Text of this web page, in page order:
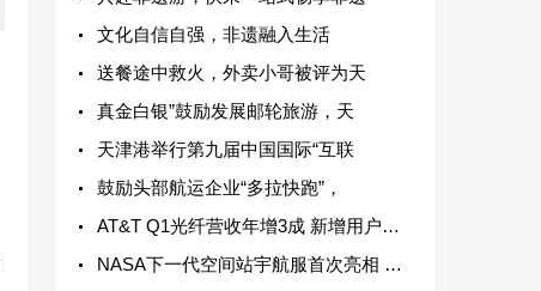
文化自信自强，非遗融入生活
送餐途中救火，外卖小哥被评为天
真金白银”鼓励发展邮轮旅游，天
天津港举行第九届中国国际“互联
鼓励头部航运企业“多拉快跑”，
AT&T Q1光纤营收年增3成 新增用户连续13个季度超过20万
NASA下一代空间站宇航服首次亮相 配备高机动性躯干部分以实现最大运动范围